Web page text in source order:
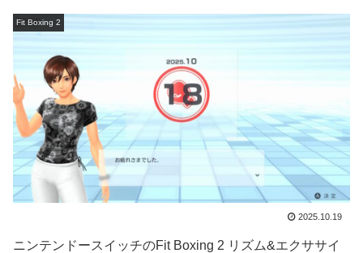
Fit Boxing 2
2025.10.19
ニンテンドースイッチのFit Boxing 2 リズム&エクササイ